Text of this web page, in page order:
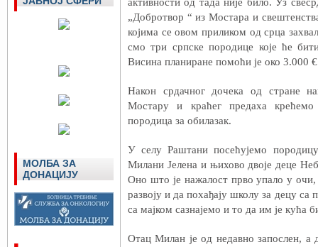
„Добротвор “ из Мостара и
којима се овом приликом од срца
смо три српске породице које ће
Висина планиране помоћи је око 3.000
Након срдачног дочека од стране
Мостару и краћег предаха
породица за обилазак.
У селу Раштани посећујемо
Милани Јелена и њихово двоје деце
Оно што је нажалост прво упало у
развоју и да похађају школу за децу
са мајком сазнајемо и то да им је
Отац Милан је од недавно запослен, а
МОЛБА ЗА
ДОНАЦИЈУ